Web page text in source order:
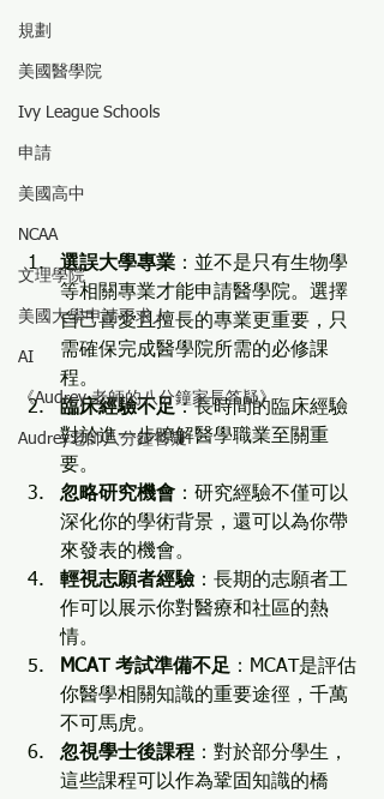
規劃
美國醫學院
Ivy League Schools
申請
美國高中
NCAA
文理學院
美國大學申請不求人
AI
《Audrey 老師的八分鐘家長答疑》
Audrey老師八分鐘答疑
選誤大學專業 ：並不是只有生物學
等相關專業才能申請醫學院。選擇
自己喜愛且擅長的專業更重要，只
需確保完成醫學院所需的必修課
程。
臨床經驗不足：長時間的臨床經驗
對於進一步瞭解醫學職業至關重
要。
忽略研究機會 ：研究經驗不僅可以
深化你的學術背景，還可以為你帶
來發表的機會。
輕視志願者經驗：長期的志願者工
作可以展示你對醫療和社區的熱
情。
MCAT 考試準備不足 ：MCAT是評估
你醫學相關知識的重要途徑，千萬
不可馬虎。
忽視學士後課程 ：對於部分學生，
這些課程可以作為鞏固知識的橋